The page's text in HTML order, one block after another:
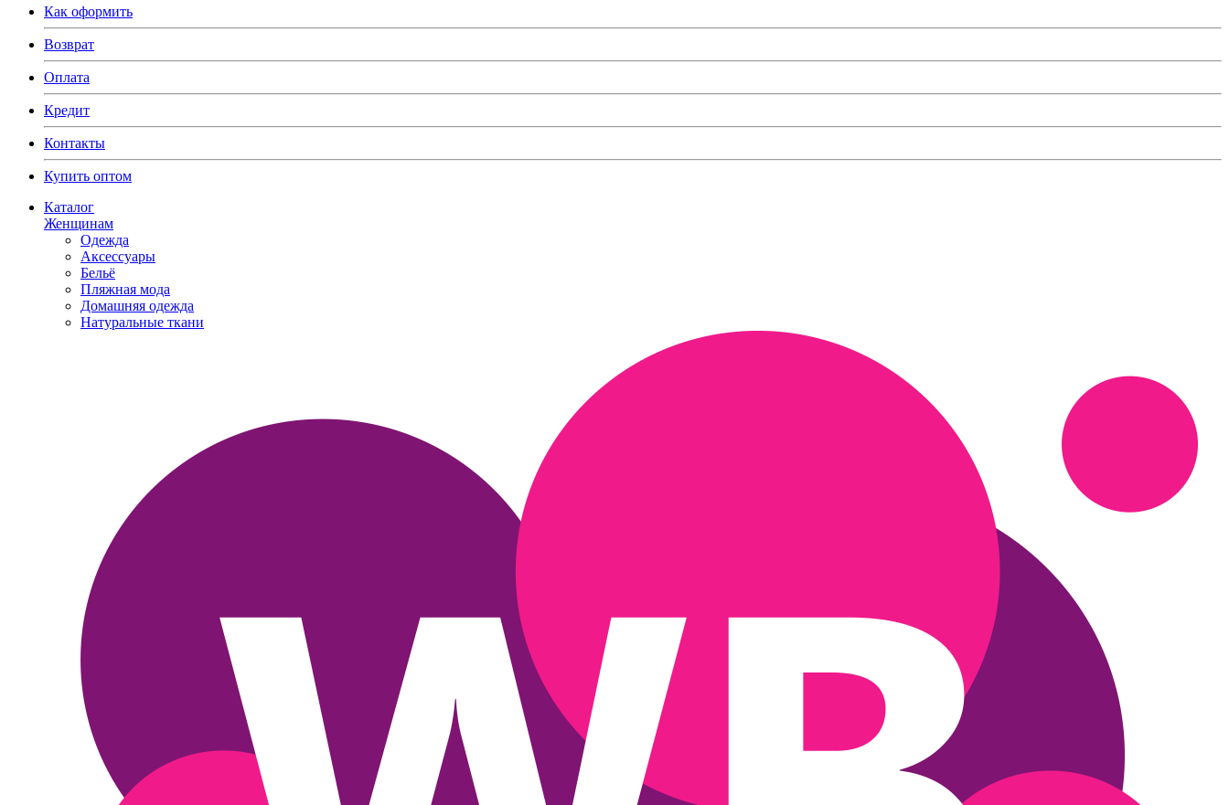
Как оформить
Возврат
Оплата
Кредит
Контакты
Купить оптом
Каталог
Женщинам
Одежда
Аксессуары
Бельё
Пляжная мода
Домашняя одежда
Натуральные ткани